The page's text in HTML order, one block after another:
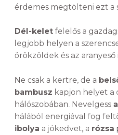
érdemes megtölteni ezt a
Dél-kelet felelős a
legjobb helyen a
örökzöldek és az aranyeső
Ne csak a kertre, de a
bambusz kapjon helyet a
hálószobában. Nevelgess
hálából energiával fog
ibolya a jókedvet, a rózsa